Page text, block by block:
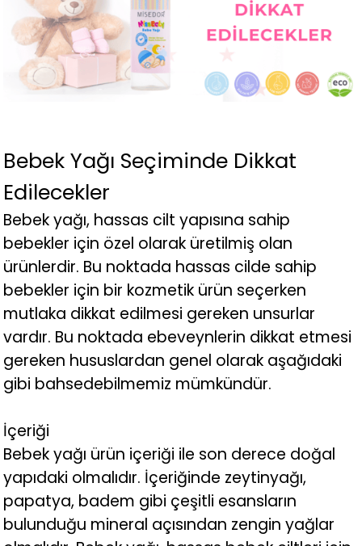
Bebek Yağı Seçiminde Dikkat
Edilecekler
Bebek yağı, hassas cilt yapısına sahip
bebekler için özel olarak üretilmiş olan
ürünlerdir. Bu noktada hassas cilde sahip
bebekler için bir kozmetik ürün seçerken
mutlaka dikkat edilmesi gereken unsurlar
vardır. Bu noktada ebeveynlerin dikkat etmesi
gereken hususlardan genel olarak aşağıdaki
gibi bahsedebilmemiz mümkündür.
İçeriği
Bebek yağı ürün içeriği ile son derece doğal
yapıdaki olmalıdır. İçeriğinde zeytinyağı,
papatya, badem gibi çeşitli esansların
bulunduğu mineral açısından zengin yağlar